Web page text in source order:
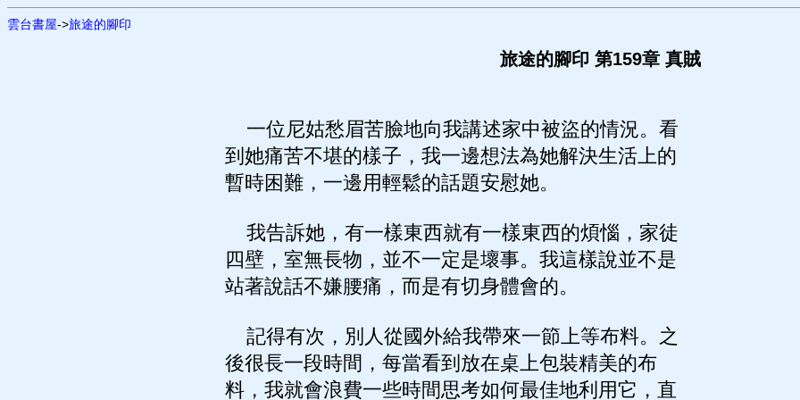
雲台書屋->旅途的腳印
旅途的腳印 第159章 真賊
一位尼姑愁眉苦臉地向我講述家中被盜的情況。看
到她痛苦不堪的樣子，我一邊想法為她解決生活上的
暫時困難，一邊用輕鬆的話題安慰她。
我告訴她，有一樣東西就有一樣東西的煩惱，家徒
四壁，室無長物，並不一定是壞事。我這樣說並不是
站著說話不嫌腰痛，而是有切身體會的。
記得有次，別人從國外給我帶來一節上等布料。之
後很長一段時間，每當看到放在桌上包裝精美的布
料，我就會浪費一些時間思考如何最佳地利用它，直